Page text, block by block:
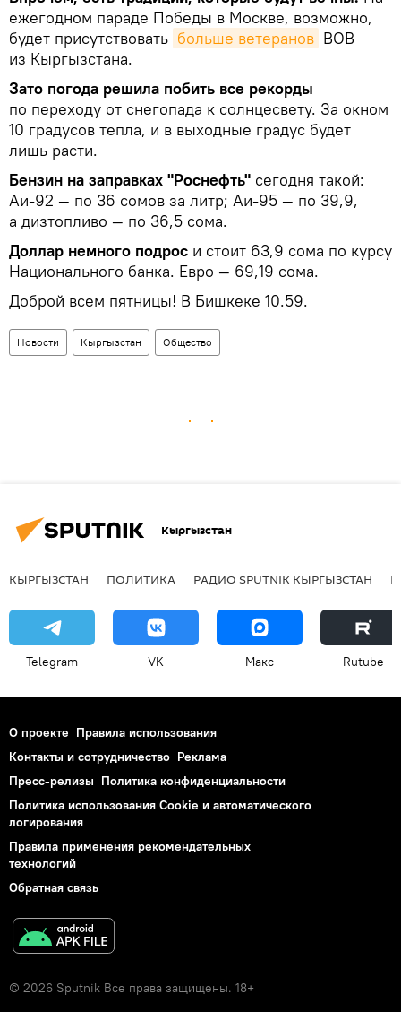
ежегодном параде Победы в Москве, возможно,
будет присутствовать больше ветеранов ВОВ
из Кыргызстана.
Зато погода решила побить все рекорды
по переходу от снегопада к солнцесвету. За окном
10 градусов тепла, и в выходные градус будет
лишь расти.
Бензин на заправках "Роснефть" сегодня такой:
Аи-92 — по 36 сомов за литр; Аи-95 — по 39,9,
а дизтопливо — по 36,5 сома.
Доллар немного подрос и стоит 63,9 сома по курсу
Национального банка. Евро — 69,19 сома.
Доброй всем пятницы! В Бишкеке 10.59.
Новости Кыргызстан Общество
Кыргызстан
КЫРГЫЗСТАН ПОЛИТИКА РАДИО SPUTNIK КЫРГЫЗСТАН
Telegram VK Макс Rutube
О проекте Правила использования
Контакты и сотрудничество Реклама
Пресс-релизы Политика конфиденциальности
Политика использования Cookie и автоматического
логирования
Правила применения рекомендательных
технологий
Обратная связь
© 2026 Sputnik Все права защищены. 18+